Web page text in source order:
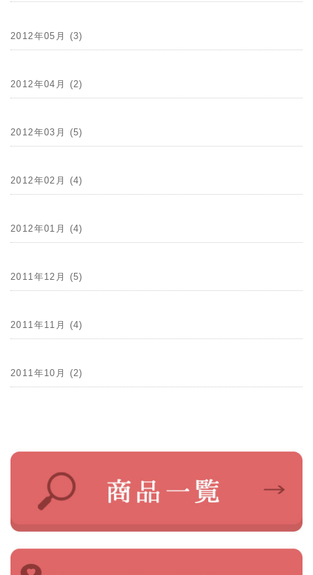
2012年05月 (3)
2012年04月 (2)
2012年03月 (5)
2012年02月 (4)
2012年01月 (4)
2011年12月 (5)
2011年11月 (4)
2011年10月 (2)